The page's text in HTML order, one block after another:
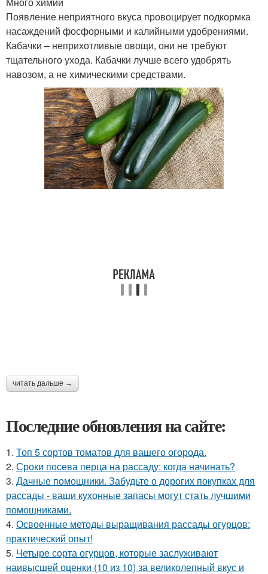
Появление неприятного вкуса провоцирует подкормка
насаждений фосфорными и калийными удобрениями.
Кабачки – неприхотливые овощи, они не требуют
тщательного ухода. Кабачки лучше всего удобрять
навозом, а не химическими средствами.
читать дальше →
Последние обновления на сайте:
1. Топ 5 сортов томатов для вашего огорода.
2. Сроки посева перца на рассаду: когда начинать?
3. Дачные помощники. Забудьте о дорогих покупках для
рассады - ваши кухонные запасы могут стать лучшими
помощниками.
4. Освоенные методы выращивания рассады огурцов:
практический опыт!
5. Четыре сорта огурцов, которые заслуживают
наивысшей оценки (10 из 10) за великолепный вкус и